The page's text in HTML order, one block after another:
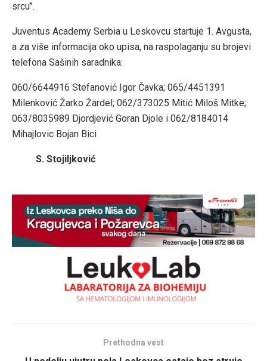
srcu’’.
Juventus Academy Serbia u Leskovcu startuje 1. Avgusta,
a za više informacija oko upisa, na raspolaganju su brojevi
telefona Sašinih saradnika:
060/6644916 Stefanović Igor Čavka; 065/4451391
Milenković Žarko Žardel; 062/373025 Mitić Miloš Mitke;
063/8035989 Djordjević Goran Djole i 062/8184014
Mihajlovic Bojan Bici
S. Stojiljković
Prethodna vest